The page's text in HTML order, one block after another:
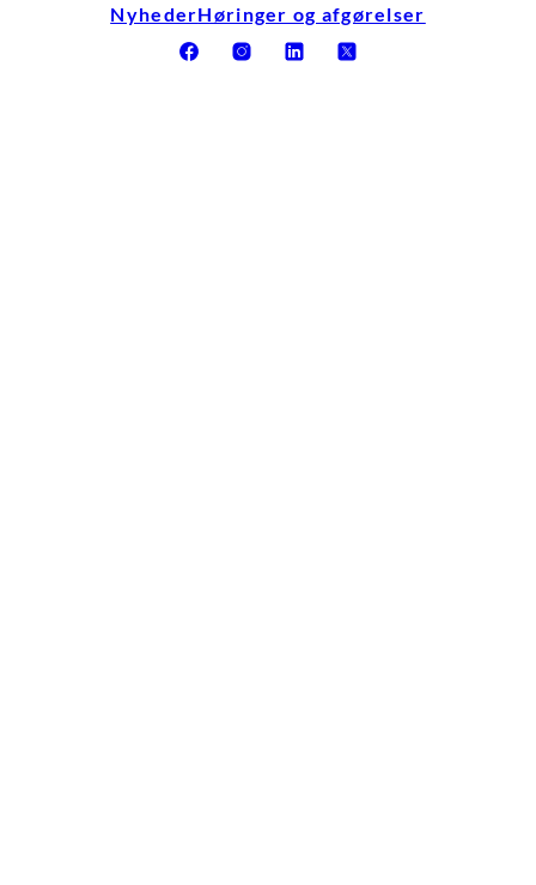
NyhederHøringer og afgørelser